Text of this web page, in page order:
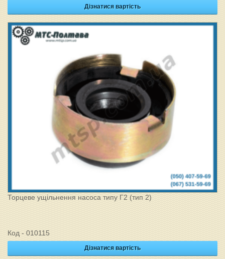
Дізнатися вартість
Торцеве ущільнення насоса типу Г2 (тип 2)
Код - 010115
Дізнатися вартість